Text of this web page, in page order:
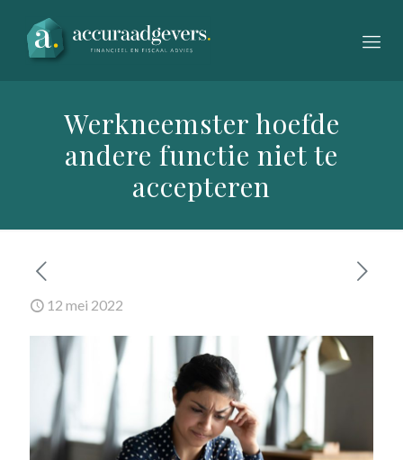
Werkneemster hoefde
andere functie niet te
accepteren
12 mei 2022